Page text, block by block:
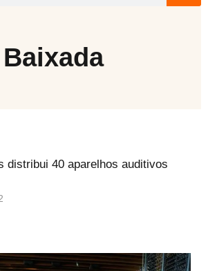
Baixada
distribui 40 aparelhos auditivos